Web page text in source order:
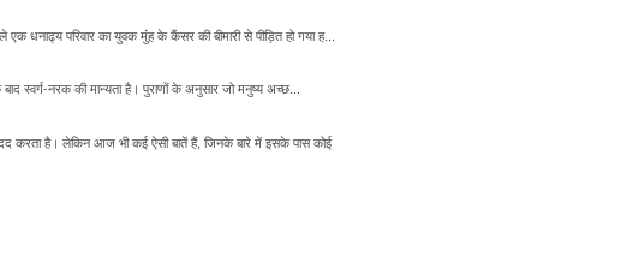
धनाढ्य परिवार का युवक मुंंह के कैंसर की बीमारी से पीड़ित हो गया ह...
स्वर्ग-नरक की मान्यता है। पुराणों के अनुसार जो मनुष्य अच्छ...
है। लेकिन आज भी कई ऐसी बातें हैं, जिनके बारे में इसके पास कोई